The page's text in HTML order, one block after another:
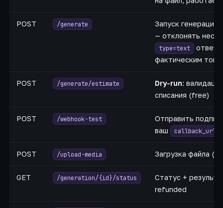
POST /generate
Запуск генерации
— отклонять
type=text
фактическим
POST /generate/estimate Dry-run:
списания (free)
POST /webhook-test
Отправить
ваш
callback_url
POST /upload-media Загрузка файла
GET /generation/{id}/status
Статус +
refunded